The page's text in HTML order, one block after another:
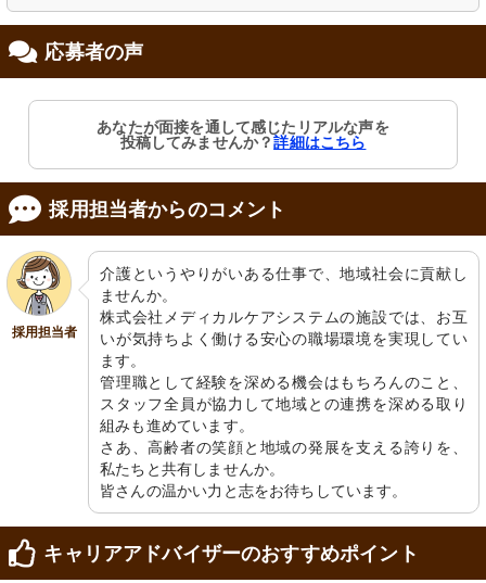
の良い空間です。
陽光が差し込む快適な居室で、ゆった
りとした時間を過ごせます。
リビング
明るく開放的な食事スペースがあり、
交流を楽しむ様子が想像できます。
応募者の声
あなたが面接を通して感じたリアルな声を
投稿してみませんか？詳細はこちら
採用担当者からのコメント
採用担当者
介護というやりがいある仕事で、地域社会に貢献し
ませんか。
株式会社メディカルケアシステムの施設では、お互
いが気持ちよく働ける安心の職場環境を実現してい
ます。
管理職として経験を深める機会はもちろんのこと、
スタッフ全員が協力して地域との連携を深める取り
組みも進めています。
さあ、高齢者の笑顔と地域の発展を支える誇りを、
私たちと共有しませんか。
皆さんの温かい力と志をお待ちしています。
キャリアアドバイザーのおすすめポイント